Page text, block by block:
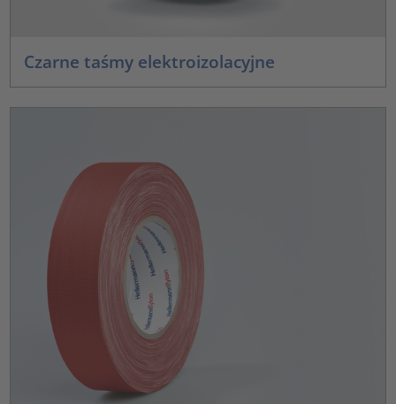
Czarne taśmy elektroizolacyjne